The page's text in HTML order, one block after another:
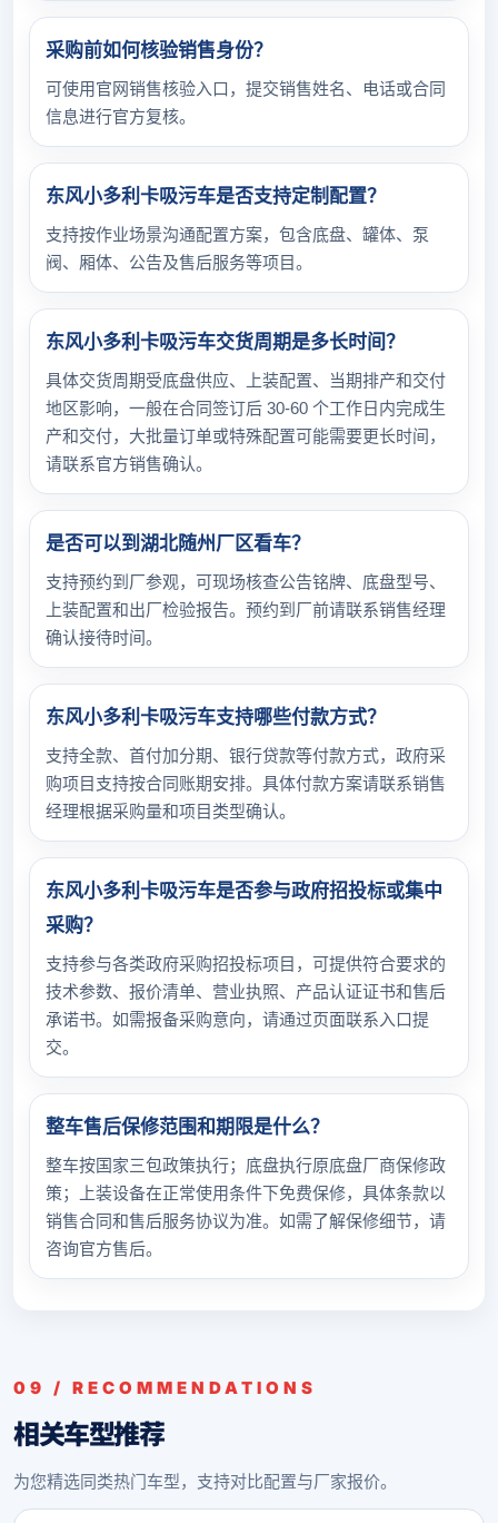
采购前如何核验销售身份？
可使用官网销售核验入口，提交销售姓名、电话或合同
信息进行官方复核。
东风小多利卡吸污车是否支持定制配置？
支持按作业场景沟通配置方案，包含底盘、罐体、泵
阀、厢体、公告及售后服务等项目。
东风小多利卡吸污车交货周期是多长时间？
具体交货周期受底盘供应、上装配置、当期排产和交付
地区影响，一般在合同签订后 30-60 个工作日内完成生
产和交付，大批量订单或特殊配置可能需要更长时间，
请联系官方销售确认。
是否可以到湖北随州厂区看车？
支持预约到厂参观，可现场核查公告铭牌、底盘型号、
上装配置和出厂检验报告。预约到厂前请联系销售经理
确认接待时间。
东风小多利卡吸污车支持哪些付款方式？
支持全款、首付加分期、银行贷款等付款方式，政府采
购项目支持按合同账期安排。具体付款方案请联系销售
经理根据采购量和项目类型确认。
东风小多利卡吸污车是否参与政府招投标或集中
采购？
支持参与各类政府采购招投标项目，可提供符合要求的
技术参数、报价清单、营业执照、产品认证证书和售后
承诺书。如需报备采购意向，请通过页面联系入口提
交。
整车售后保修范围和期限是什么？
整车按国家三包政策执行；底盘执行原底盘厂商保修政
策；上装设备在正常使用条件下免费保修，具体条款以
销售合同和售后服务协议为准。如需了解保修细节，请
咨询官方售后。
09 / RECOMMENDATIONS
相关车型推荐
为您精选同类热门车型，支持对比配置与厂家报价。